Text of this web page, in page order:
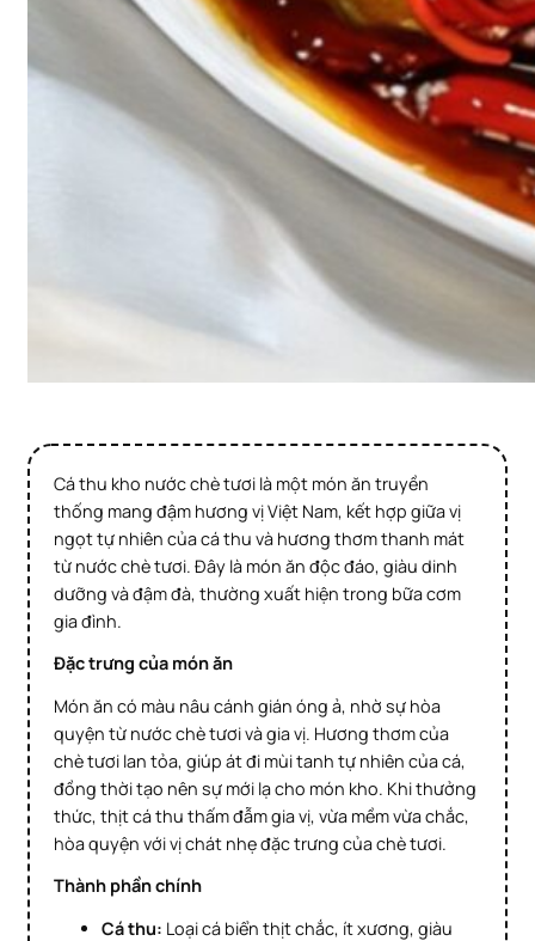
Cá thu kho nước chè tươi là một món ăn truyền
thống mang đậm hương vị Việt Nam, kết hợp giữa vị
ngọt tự nhiên của cá thu và hương thơm thanh mát
từ nước chè tươi. Đây là món ăn độc đáo, giàu dinh
dưỡng và đậm đà, thường xuất hiện trong bữa cơm
gia đình.
Đặc trưng của món ăn
Món ăn có màu nâu cánh gián óng ả, nhờ sự hòa
quyện từ nước chè tươi và gia vị. Hương thơm của
chè tươi lan tỏa, giúp át đi mùi tanh tự nhiên của cá,
đồng thời tạo nên sự mới lạ cho món kho. Khi thưởng
thức, thịt cá thu thấm đẫm gia vị, vừa mềm vừa chắc,
hòa quyện với vị chát nhẹ đặc trưng của chè tươi.
Thành phần chính
Cá thu: Loại cá biển thịt chắc, ít xương, giàu